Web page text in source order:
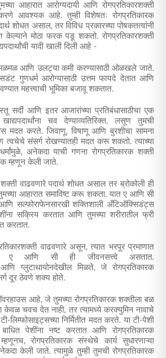
आहारात आरोग्यदायी आणि रोगप्रतिकारशक्ती
करणे आवश्यक आहे. तुम्ही विशेषतः रोगप्रतिकारक
शोधत असाल, तर विविध प्रकारच्या पोषकतत्वांनी
केल्याने मोठा फरक पडू शकतो. रोगप्रतिकारशक्ती
यादी खाली दिली आहे -
आणि उलट्या कमी करण्यासाठी ओळखले जाते.
गुणधर्म आरोग्यासाठी उत्तम फायदे देतात आणि
महत्त्वाची भूमिका बजावू शकतात.
सर्दी आणि इतर आजारांच्या प्रतिबंधासाठीचा एक
चव देण्याव्यतिरिक्त, लसूण तुमची
मदत करते. जिवाणू, विषाणू आणि बुरशीचा सामना
त्वचेचे संसर्ग रोखण्यातही मदत करू शकतो. त्याच्या
अनेकदा याची गणना रोगप्रतिकारक शक्ती
एक म्हणून केली जाते.
वाढवणारे पदार्थ शोधत असाल तर ब्रोकोली ही
आहारात समाविष्ट करू शकता. यात ए आणि सी
सल्फोराफेनसारखी शक्तिशाली अँटिऑक्सिडंट्स
सक्रिय करतात आणि तुमच्या शरीरातील फ्री
करतात.
वाढवणारे असून, त्यात भरपूर प्रमाणात
ए आणि सी ही जीवनसत्त्वे असतात.
आणि ग्लुटाथायोनदेखील मिळते, जे रोगप्रतिकारक
दूर ठेवणे शक्य होते.
आहे, जे तुमच्या रोगप्रतिकारक शक्तीला बळ
चवच देत नाही, तर त्यामध्ये करक्युमिन नावाचे
निर्मितीत मदत करते. या टी-पेशी
पेशींना नष्ट करतात आणि रोगप्रतिकारक
रोगप्रतिकारक संस्थेचे कार्य सुधारणाऱ्या
केली जाते. त्यामुळे तुम्ही तुमची रोगप्रतिकारक